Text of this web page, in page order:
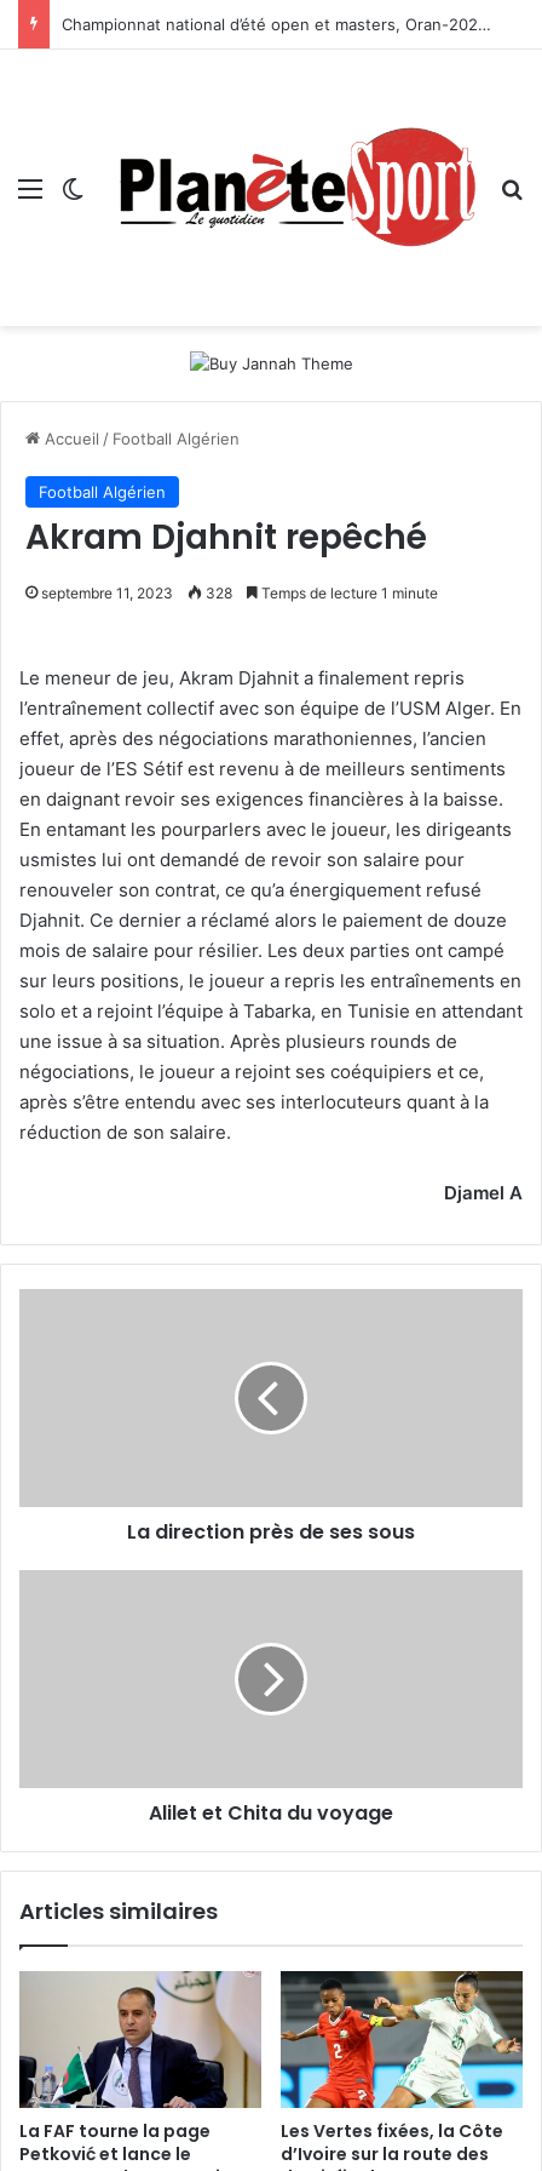
Championnat national d’été open et masters, Oran-2026 — Le CRB s’adjuge le titre
Menu Switch skin
Accueil / Football Algérien
Football Algérien
Akram Djahnit repêché
septembre 11, 2023 328 Temps de lecture 1 minute
Le meneur de jeu, Akram Djahnit a finalement repris
l’entraînement collectif avec son équipe de l’USM Alger. En
effet, après des négociations marathoniennes, l’ancien
joueur de l’ES Sétif est revenu à de meilleurs sentiments
en daignant revoir ses exigences financières à la baisse.
En entamant les pourparlers avec le joueur, les dirigeants
usmistes lui ont demandé de revoir son salaire pour
renouveler son contrat, ce qu’a énergiquement refusé
Djahnit. Ce dernier a réclamé alors le paiement de douze
mois de salaire pour résilier. Les deux parties ont campé
sur leurs positions, le joueur a repris les entraînements en
solo et a rejoint l’équipe à Tabarka, en Tunisie en attendant
une issue à sa situation. Après plusieurs rounds de
négociations, le joueur a rejoint ses coéquipiers et ce,
après s’être entendu avec ses interlocuteurs quant à la
réduction de son salaire.
Djamel A
La direction près de ses sous
Alilet et Chita du voyage
Articles similaires
La FAF tourne la page
Petković et lance le
Les Vertes fixées, la Côte
d’Ivoire sur la route des